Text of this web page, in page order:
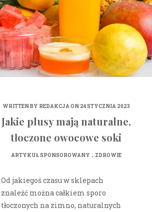
WRITTEN BY REDAKCJAON 24 STYCZNIA 2023
Jakie plusy mają naturalne,
tłoczone owocowe soki
ARTYKUŁ SPONSOROWANY . ZDROWIE
Od jakiegoś czasu w sklepach
znaleźć można całkiem sporo
tłoczonych na zimno, naturalnych